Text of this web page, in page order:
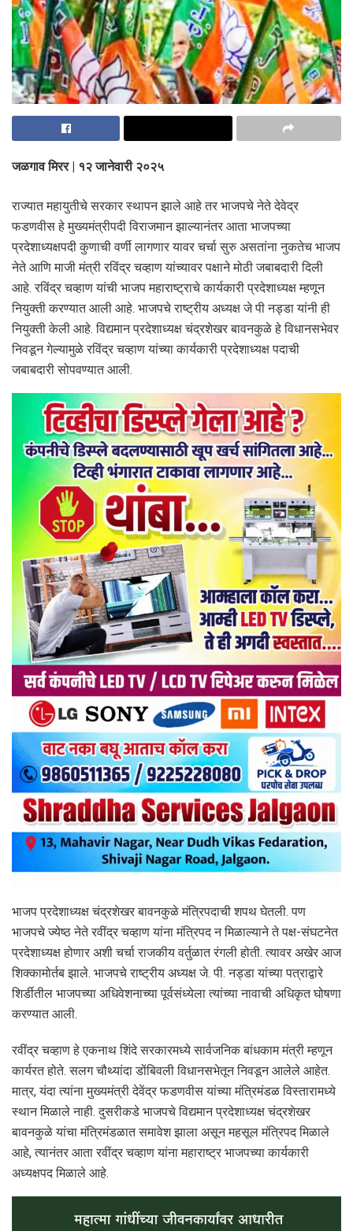
जळगाव मिरर | १२ जानेवारी २०२५
राज्यात महायुतीचे सरकार स्थापन झाले आहे तर भाजपचे नेते देवेद्र
फडणवीस हे मुख्यमंत्रीपदी विराजमान झाल्यानंतर आता भाजपच्या
प्रदेशाध्यक्षपदी कुणाची वर्णी लागणार यावर चर्चा सुरु असतांना नुकतेच भाजप
नेते आणि माजी मंत्री रविंद्र चव्हाण यांच्यावर पक्षाने मोठी जबाबदारी दिली
आहे. रविंद्र चव्हाण यांची भाजप महाराष्ट्राचे कार्यकारी प्रदेशाध्यक्ष म्हणून
नियुक्ती करण्यात आली आहे. भाजपचे राष्ट्रीय अध्यक्ष जे पी नड्डा यांनी ही
नियुक्ती केली आहे. विद्यमान प्रदेशाध्यक्ष चंद्रशेखर बावनकुळे हे विधानसभेवर
निवडून गेल्यामुळे रविंद्र चव्हाण यांच्या कार्यकारी प्रदेशाध्यक्ष पदाची
जबाबदारी सोपवण्यात आली.
भाजप प्रदेशाध्यक्ष चंद्रशेखर बावनकुळे मंत्रिपदाची शपथ घेतली. पण
भाजपचे ज्येष्ठ नेते रवींद्र चव्हाण यांना मंत्रिपद न मिळाल्याने ते पक्ष-संघटनेत
प्रदेशाध्यक्ष होणार अशी चर्चा राजकीय वर्तुळात रंगली होती. त्यावर अखेर आज
शिक्कामोर्तब झाले. भाजपचे राष्ट्रीय अध्यक्ष जे. पी. नड्डा यांच्या पत्राद्वारे
शिर्डीतील भाजपच्या अधिवेशनाच्या पूर्वसंध्येला त्यांच्या नावाची अधिकृत घोषणा
करण्यात आली.
रवींद्र चव्हाण हे एकनाथ शिंदे सरकारमध्ये सार्वजनिक बांधकाम मंत्री म्हणून
कार्यरत होते. सलग चौथ्यांदा डोंबिवली विधानसभेतून निवडून आलेले आहेत.
मात्र, यंदा त्यांना मुख्यमंत्री देवेंद्र फडणवीस यांच्या मंत्रिमंडळ विस्तारामध्ये
स्थान मिळाले नाही. दुसरीकडे भाजपचे विद्यमान प्रदेशाध्यक्ष चंद्रशेखर
बावनकुळे यांचा मंत्रिमंडळात समावेश झाला असून महसूल मंत्रिपद मिळाले
आहे, त्यानंतर आता रवींद्र चव्हाण यांना महाराष्ट्र भाजपच्या कार्यकारी
अध्यक्षपद मिळाले आहे.